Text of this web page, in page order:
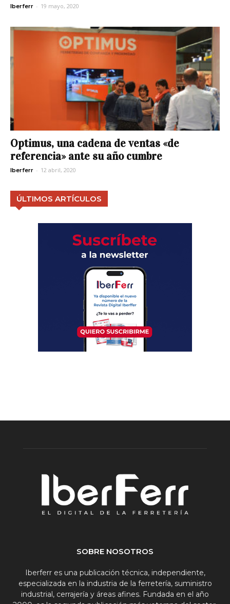
Iberferr - 19 mayo, 2020
Optimus, una cadena de ventas «de
referencia» ante su año cumbre
Iberferr - 12 abril, 2020
ÚLTIMOS ARTÍCULOS
SOBRE NOSOTROS
Iberferr es una publicación técnica, independiente,
especializada en la industria de la ferretería, suministro
industrial, cerrajería y áreas afines. Fundada en el año